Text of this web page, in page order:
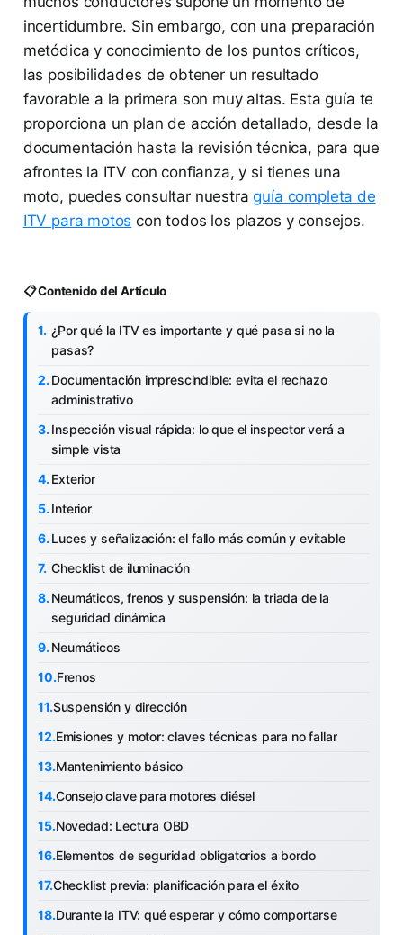
incertidumbre. Sin embargo, con una preparación
metódica y conocimiento de los puntos críticos,
las posibilidades de obtener un resultado
favorable a la primera son muy altas. Esta guía te
proporciona un plan de acción detallado, desde la
documentación hasta la revisión técnica, para que
afrontes la ITV con confianza, y si tienes una
moto, puedes consultar nuestraguía completa de
ITV para motos con todos los plazos y consejos.
📋 Contenido del Artículo
¿Por qué la ITV es importante y qué pasa si no la
pasas?
Documentación imprescindible: evita el rechazo
administrativo
Inspección visual rápida: lo que el inspector verá a
simple vista
Exterior
Interior
Luces y señalización: el fallo más común y evitable
Checklist de iluminación
Neumáticos, frenos y suspensión: la triada de la
seguridad dinámica
Neumáticos
Frenos
Suspensión y dirección
Emisiones y motor: claves técnicas para no fallar
Mantenimiento básico
Consejo clave para motores diésel
Novedad: Lectura OBD
Elementos de seguridad obligatorios a bordo
Checklist previa: planificación para el éxito
Durante la ITV: qué esperar y cómo comportarse